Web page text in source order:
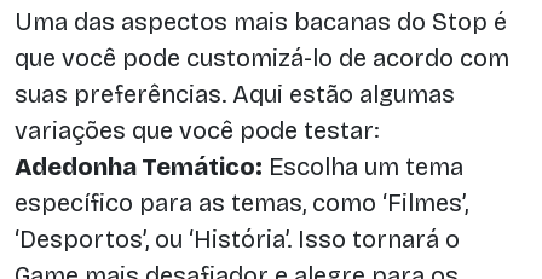
Uma das aspectos mais bacanas do Stop é
que você pode customizá-lo de acordo com
suas preferências. Aqui estão algumas
variações que você pode testar:
Adedonha Temático: Escolha um tema
específico para as temas, como ‘Filmes’,
‘Desportos’, ou ‘História’. Isso tornará o